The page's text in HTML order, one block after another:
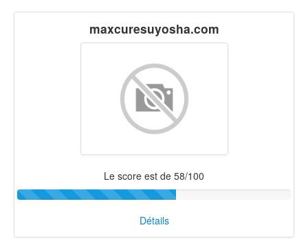
maxcuresuyosha.com
Le score est de 58/100
Détails